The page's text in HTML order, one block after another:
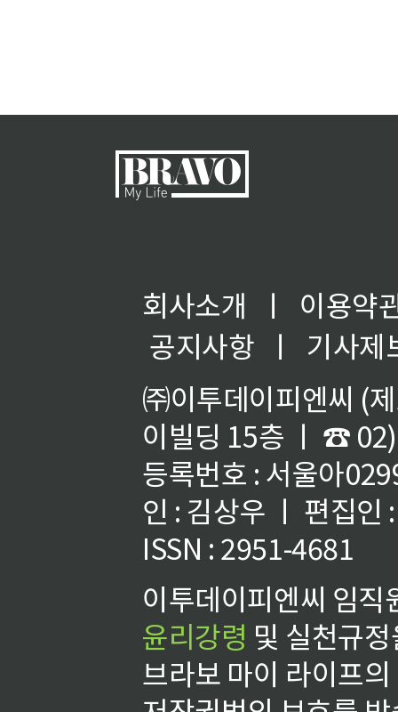
회사소개 ㅣ
이용약
공지사항
ㅣ
기사제
㈜이투데이피엔씨 (
이빌딩 15층 ㅣ ☎
등록번호 : 서울아
인 : 김상우 ㅣ 편집인
ISSN : 2951-4681
이투데이피엔씨 임
윤리강령 및 실천규
브라보 마이 라이프